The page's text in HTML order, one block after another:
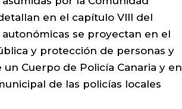
en el capítulo VIII del
se proyectan en el
y protección de personas y
Cuerpo de Policía Canaria y en
de las policías locales